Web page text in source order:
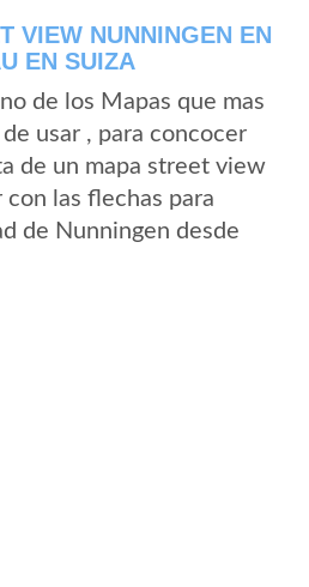
VIEW NUNNINGEN EN
EN SUIZA
de los Mapas que mas
usar , para concocer
de un mapa street view
las flechas para
de Nunningen desde